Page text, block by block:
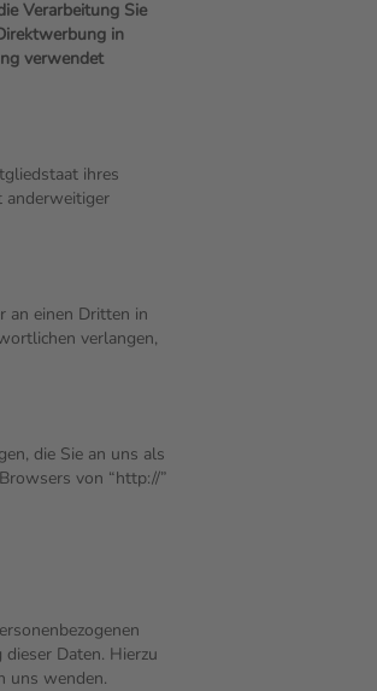
Verarbeitung Sie
in
verwendet
ihres
anderweitiger
an einen Dritten in
verlangen,
die Sie an uns als
von “http://”
Daten. Hierzu
uns wenden.